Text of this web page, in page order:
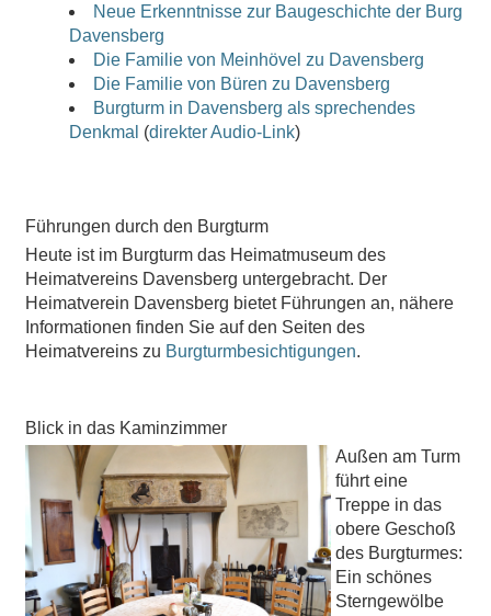
Neue Erkenntnisse zur Baugeschichte der Burg
Davensberg
Die Familie von Meinhövel zu Davensberg
Die Familie von Büren zu Davensberg
Burgturm in Davensberg als sprechendes
Denkmal (direkter Audio-Link)
Führungen durch den Burgturm
Heute ist im Burgturm das Heimatmuseum des
Heimatvereins Davensberg untergebracht. Der
Heimatverein Davensberg bietet Führungen an, nähere
Informationen finden Sie auf den Seiten des
Heimatvereins zu Burgturmbesichtigungen.
Blick in das Kaminzimmer
Außen am Turm
führt eine
Treppe in das
obere Geschoß
des Burgturmes:
Ein schönes
Sterngewölbe